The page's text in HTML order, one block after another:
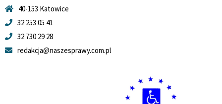
40-153 Katowice
32 253 05 41
32 730 29 28
redakcja@naszesprawy.com.pl